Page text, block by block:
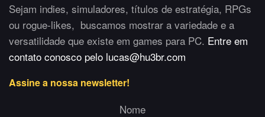
Sejam indies, simuladores, títulos de estratégia, RPGs
ou rogue-likes, buscamos mostrar a variedade e a
versatilidade que existe em games para PC. Entre em
contato conosco pelo lucas@hu3br.com
Assine a nossa newsletter!
Nome